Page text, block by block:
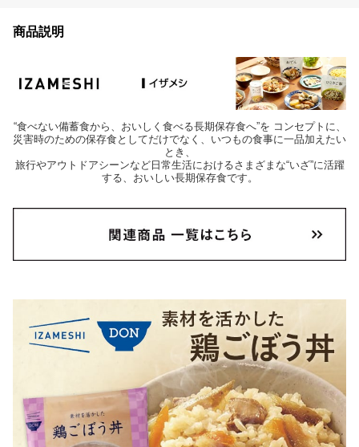
商品説明
“食べない備蓄食から、おいしく食べる長期保存食へ”を コンセプトに、
災害時のための保存食としてだけでなく、いつもの食事に一品加えたい
とき、
旅行やアウトドアシーンなど日常生活におけるさまざまな“いざ”に活躍
する、おいしい長期保存食です。